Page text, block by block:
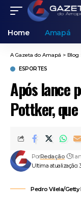
Home Amapá
A Gazeta do Amapá > Blog
ESPORTES
Após lance
Pottker,
Ultima atualização:
PorRedação 1
Pedro Vilela/Getty